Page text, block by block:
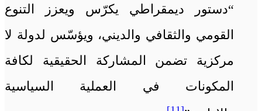
“دستور ديمقراطي يكرّس ويعزز التنوع
القومي والثقافي والديني، ويؤسّس لدولة لا
مركزية تضمن المشاركة الحقيقية لكافة
المكونات في العملية السياسية